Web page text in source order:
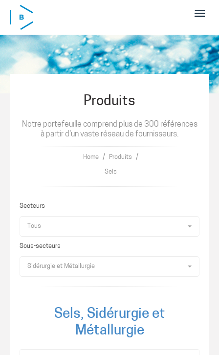
Skip to main content
Produits
Notre portefeuille comprend plus de 300 références
à partir d'un vaste réseau de fournisseurs.
Home / Produits /
Sels
Secteurs
Tous
Sous-secteurs
Sidérurgie et Métallurgie
Sels, Sidérurgie et
Métallurgie